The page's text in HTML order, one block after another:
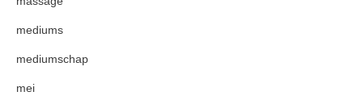
mediums
mediumschap
mei